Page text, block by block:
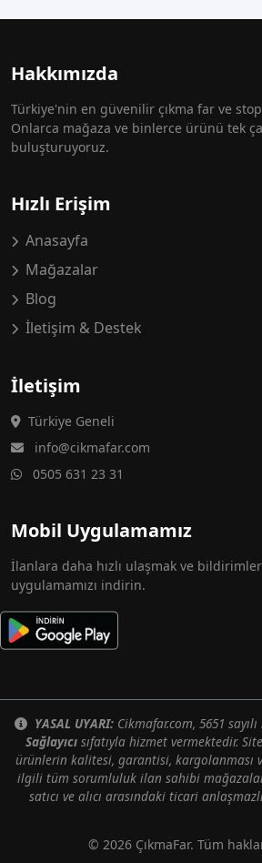
Hakkımızda
Türkiye'nin en güvenilir çıkma far ve
Onlarca mağaza ve binlerce ürünü tek
buluşturuyoruz.
Hızlı Erişim
Anasayfa
Mağazalar
Blog
İletişim & Destek
İletişim
Türkiye Geneli
info@cikmafar.com
0505 631 23 31
Mobil Uygulamamız
İlanlara daha hızlı ulaşmak ve
uygulamamızı indirin.
YASAL UYARI: Cikmafar.com, 5651
Sağlayıcısıfatıyla hizmet vermektedir.
ürünlerin kalitesi, garantisi, kargolanması
ilgili tüm sorumluluk ilan sahibi
satıcı ve alıcı arasındaki ticari
© 2026 ÇıkmaFar. Tüm